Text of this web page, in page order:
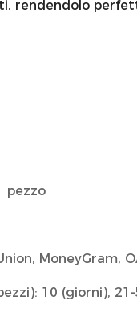
rendendolo
pezzo
MoneyGram,
10 (giorni),